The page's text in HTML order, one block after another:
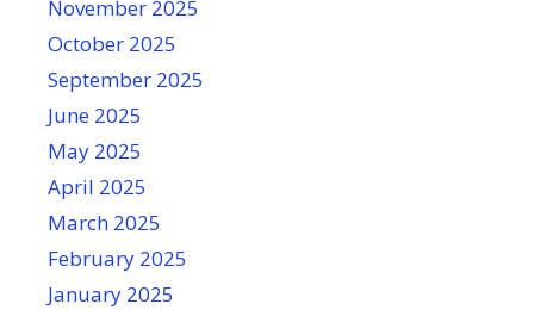
November 2025
October 2025
September 2025
June 2025
May 2025
April 2025
March 2025
February 2025
January 2025